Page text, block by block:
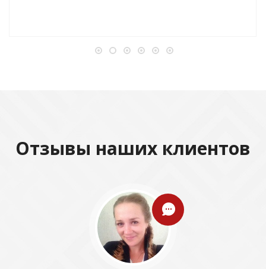
Отзывы наших клиентов